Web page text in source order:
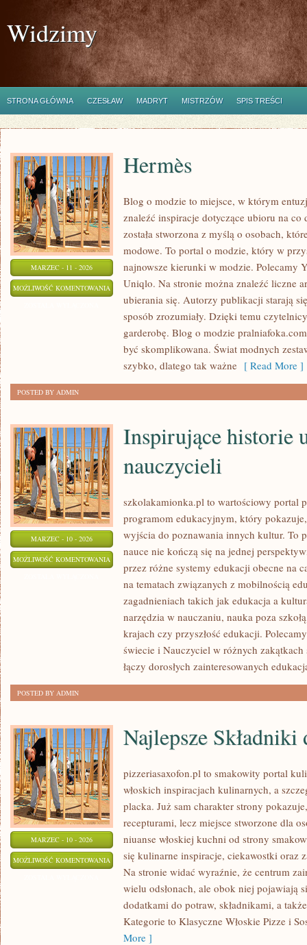
Widzimy
STRONA GŁÓWNA CZESŁAW MADRYT MISTRZÓW SPIS TREŚCI
MARZEC - 11 - 2026
MOŻLIWOŚĆ KOMENTOWANIA HERMÈS
Hermès
Blog o modzie to miejsce, w którym
znaleźć inspiracje dotyczące ubioru na
została stworzona z myślą o osobach,
modowe. To portal o modzie, który w
najnowsze kierunki w modzie. Polecamy
Uniqlo. Na stronie można znaleźć liczne
ubierania się. Autorzy publikacji starają
sposób zrozumiały. Dzięki temu
garderobę. Blog o modzie
być skomplikowana. Świat modnych
szybko, dlatego tak ważne [ Read More ]
POSTED BY ADMIN
MARZEC - 10 - 2026
MOŻLIWOŚĆ KOMENTOWANIA
HISTORIE
Inspirujące historie
nauczycieli
szkolakamionka.pl to wartościowy portal
programom edukacyjnym, który
wyjścia do poznawania innych kultur. To
nauce nie kończą się na jednej
przez różne systemy edukacji obecne na
na tematach związanych z mobilnością
zagadnieniach takich jak edukacja a
narzędzia w nauczaniu, nauka poza
krajach czy przyszłość edukacji.
świecie i Nauczyciel w różnych
łączy dorosłych zainteresowanych
POSTED BY ADMIN
MARZEC - 10 - 2026
MOŻLIWOŚĆ KOMENTOWANIA NAJLEPSZE
SKŁADNIKI
PIZZY
Najlepsze Składniki
pizzeriasaxofon.pl to smakowity portal
włoskich inspiracjach kulinarnych, a
placka. Już sam charakter strony
recepturami, lecz miejsce stworzone dla
niuanse włoskiej kuchni od strony
się kulinarne inspiracje, ciekawostki oraz
Na stronie widać wyraźnie, że centrum
wielu odsłonach, ale obok niej pojawiają
dodatkami do potraw, składnikami, a
Kategorie to Klasyczne Włoskie Pizze i
More ]